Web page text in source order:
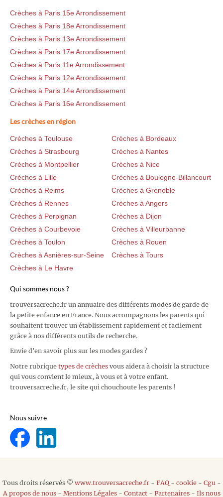
Crèches à Paris 15e Arrondissement
Crèches à Paris 18e Arrondissement
Crèches à Paris 13e Arrondissement
Crèches à Paris 17e Arrondissement
Crèches à Paris 11e Arrondissement
Crèches à Paris 12e Arrondissement
Crèches à Paris 14e Arrondissement
Crèches à Paris 16e Arrondissement
Les crèches en région
Crèches à Toulouse
Crèches à Bordeaux
Crèches à Strasbourg
Crèches à Nantes
Crèches à Montpellier
Crèches à Nice
Crèches à Lille
Crèches à Boulogne-Billancourt
Crèches à Reims
Crèches à Grenoble
Crèches à Rennes
Crèches à Angers
Crèches à Perpignan
Crèches à Dijon
Crèches à Courbevoie
Crèches à Villeurbanne
Crèches à Toulon
Crèches à Rouen
Crèches à Asnières-sur-Seine
Crèches à Tours
Crèches à Le Havre
Qui sommes nous ?
trouversacreche.fr un annuaire des différents modes de garde de
la petite enfance en France. Nous accompagnons les parents qui
souhaitent trouver un établissement rapidement et facilement
grâce à nos différents outils de recherche.
Envie d'en savoir plus sur les modes gardes ?
Notre rubrique types de crèches vous aidera à choisir la structure
qui vous convient le mieux, à vous et à votre enfant.
trouversacreche.fr, le site qui chouchoute les parents !
Nous suivre
Tous droits réservés © www.trouversacreche.fr- FAQ- cookie- Cgu-
A propos de nous- Mentions Légales- Contact- Partenaires- Ils nous